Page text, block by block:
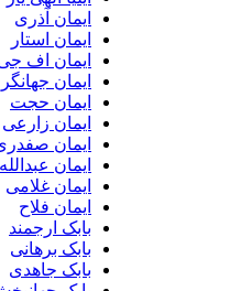
ایمان آذری
ایمان استار
ایمان اف جی
ایمان
ایمان حجت
ایمان زارعی
ایمان
ایمان
ایمان غلامی
ایمان فلاح
بابک ارجمند
بابک برهانی
بابک جاهدی